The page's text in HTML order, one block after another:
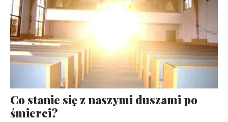
Co stanie się z naszymi duszami po
śmierci?